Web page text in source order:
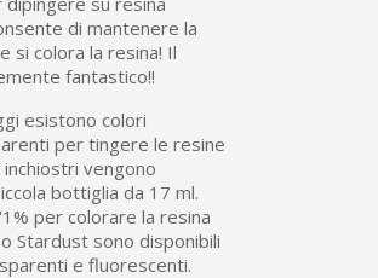
di mantenere la
si colora la resina! Il
fantastico!!
esistono colori
per tingere le resine
vengono
bottiglia da 17 ml.
per colorare la resina
Stardust sono disponibili
e fluorescenti.